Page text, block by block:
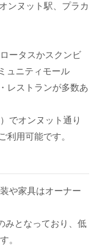
ンヌット駅、プラカ
ータスかスクンビ
ュニティモール
レストランが多数あ
でオンヌット通り
利用可能です。
や家具はオーナー
みとなっており、低
。